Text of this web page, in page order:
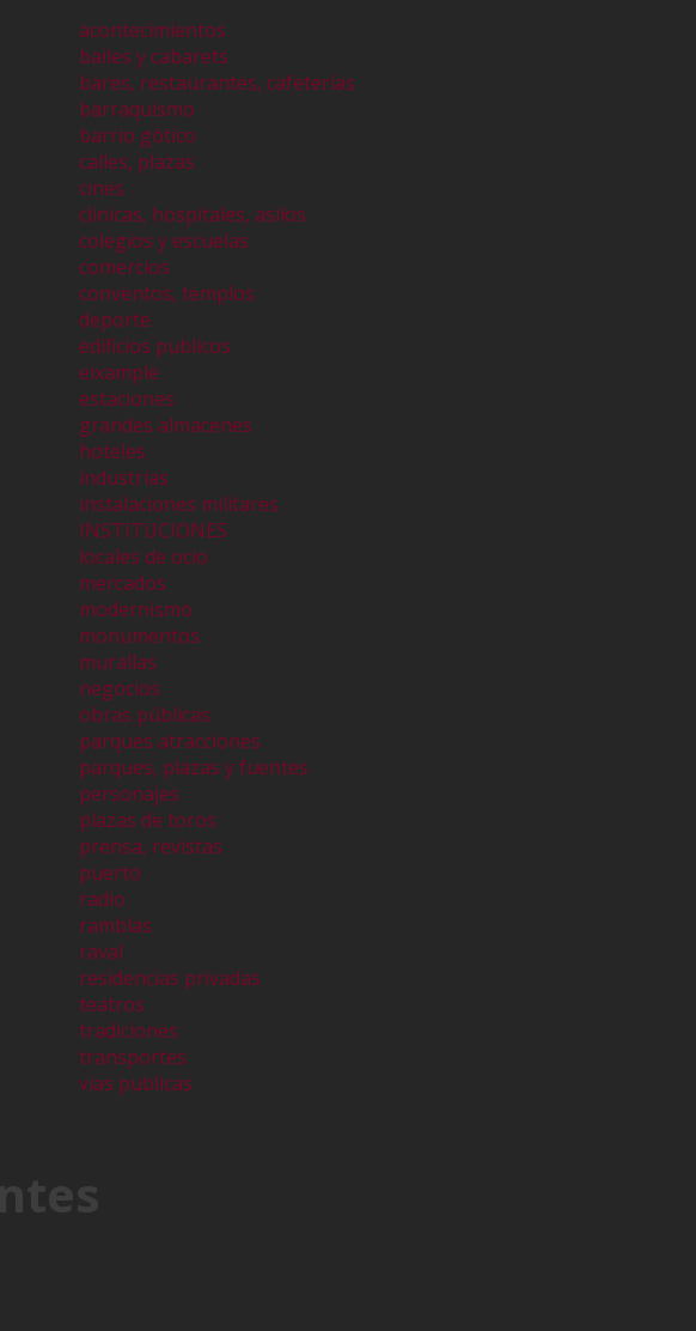
acontecimientos
bailes y cabarets
bares, restaurantes, cafeterías
barraquismo
barrio gótico
calles, plazas
cines
clinicas, hospitales, asilos
colegios y escuelas
comercios
conventos, templos
deporte
edificios publicos
eixample
estaciones
grandes almacenes
hoteles
industrias
instalaciones militares
INSTITUCIONES
locales de ocio
mercados
modernismo
monumentos
murallas
negocios
obras públicas
parques atracciones
parques, plazas y fuentes
personajes
plazas de toros
prensa, revistas
puerto
radio
ramblas
raval
residencias privadas
teatros
tradiciones
transportes
vias publicas